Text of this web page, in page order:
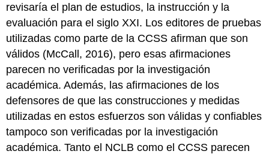
revisaría el plan de estudios, la instrucción y la
evaluación para el siglo XXI. Los editores de pruebas
utilizadas como parte de la CCSS afirman que son
válidos (McCall, 2016), pero esas afirmaciones
parecen no verificadas por la investigación
académica. Además, las afirmaciones de los
defensores de que las construcciones y medidas
utilizadas en estos esfuerzos son válidas y confiables
tampoco son verificadas por la investigación
académica. Tanto el NCLB como el CCSS parecen